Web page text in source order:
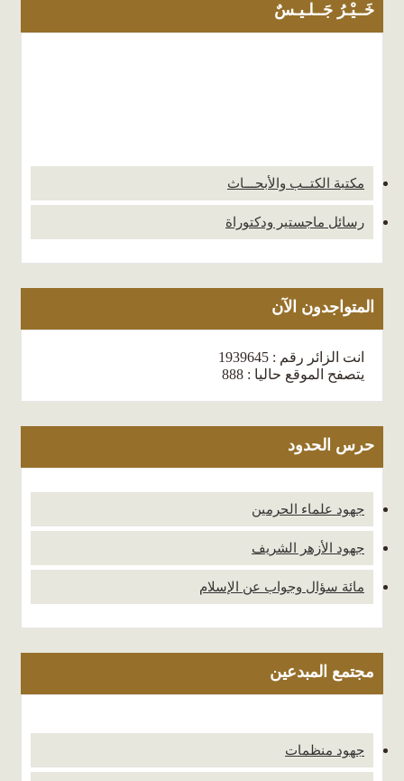
خَــيْـرُ جَــلـيـسٌ
مكتبة الكتــب والأبحـــاث
رسائل ماجستير ودكتوراة
المتواجدون الآن
انت الزائر رقم : 1939645
يتصفح الموقع حاليا : 888
حرس الحدود
جهود علماء الحرمين
جهود الأزهر الشريف
مائة سؤال وجواب عن الإسلام
مجتمع المبدعين
جهود منظمات